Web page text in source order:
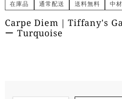
在庫品 通常配送 送料無料 中
Carpe Diem｜Tiffany's
ー Turquoise